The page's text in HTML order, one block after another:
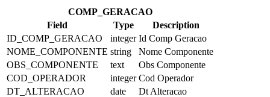
COMP_GERACAO
Field
Type
Description
ID_COMP_GERACAO
integer Id Comp Geracao
NOME_COMPONENTE string
Nome Componente
OBS_COMPONENTE
text
Obs Componente
COD_OPERADOR
integer Cod Operador
DT_ALTERACAO
date
Dt Alteracao